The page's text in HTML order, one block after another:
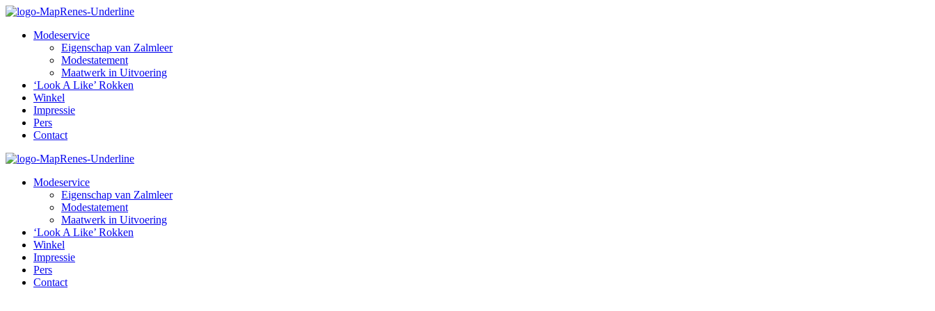
Modeservice
Eigenschap van Zalmleer
Modestatement
Maatwerk in Uitvoering
‘Look A Like’ Rokken
Winkel
Impressie
Pers
Contact
Modeservice
Eigenschap van Zalmleer
Modestatement
Maatwerk in Uitvoering
‘Look A Like’ Rokken
Winkel
Impressie
Pers
Contact